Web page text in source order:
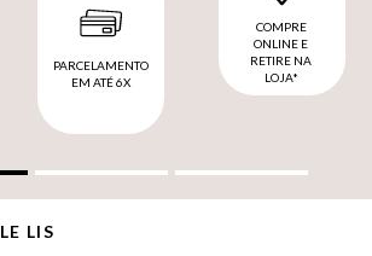
PARCELAMENTO
EM ATÉ 6X
COMPRE
ONLINE E
RETIRE NA
LOJA*
LE LIS